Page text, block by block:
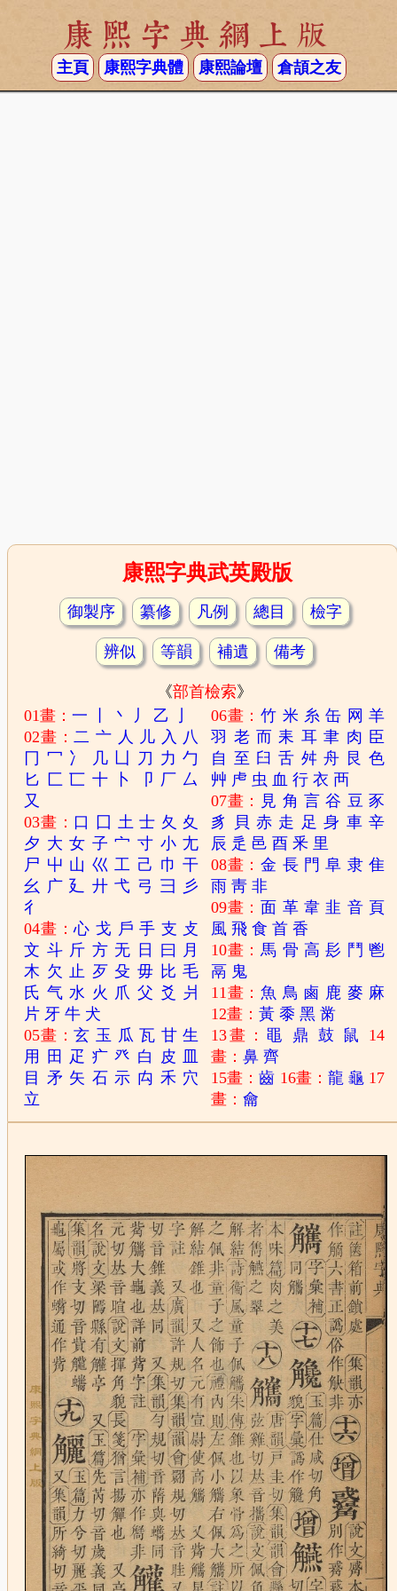
康熙字典網上版
主頁 康熙字典體 康熙論壇 倉頡之友
康熙字典武英殿版
御製序 纂修 凡例 總目 檢字
辨似 等韻 補遺 備考
《部首檢索》
01畫：一 丶 丿 乙
02畫：二 亠 人 儿 入 八
冂 冖 冫 几 凵 刀 力 勹
匕 匚 匸 十 卜 卩 厂 厶
又
03畫： 口 囗 土 士 夂 夊
夕 大 女 子 宀 寸 小 尢
尸 屮 山 巛 工 己 巾 干
幺 广 廴 廾 弋 弓 彐
彡
彳
04畫：心 戈 戶 手 支 攴
文 斗 斤 方 无 日 曰 月
木 欠 止 歹 殳 毋 比 毛
氏 气 水 火 爪 父 爻 爿
片 牙 牛 犬
05畫：玄 玉 瓜 瓦 甘 生
用
田 疋 疒 癶 白 皮
目
矛 矢 石 示 禸 禾 穴
立
06畫：竹 米 糸 缶 网 羊
羽 老 而 耒 耳 聿 肉 臣
自 至 臼 舌 舛 舟 艮 色
艸 虍 虫 血 行 衣 襾
07畫： 見 角 言 谷 豆 豕
豸
貝 赤 走 足 身 車 辛
辰 辵 邑 酉 釆 里
08畫：金 長 門 阜 隶 隹
雨 靑 非
09畫： 面 革 韋 韭 音 頁
風 飛 食 首 香
10畫：馬 骨 高 髟 鬥 鬯
鬲 鬼
11畫：魚 鳥 鹵 鹿 麥 麻
12畫：黃 黍 黑 黹
13畫： 黽 鼎 鼓 鼠
14
畫：鼻 齊
15畫：齒 16畫： 龍 龜 17
畫：龠